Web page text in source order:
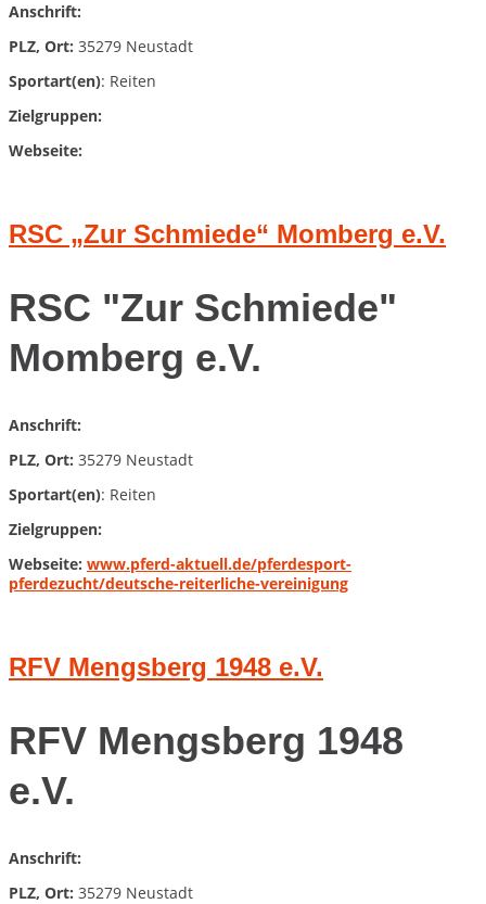
Anschrift:
PLZ, Ort: 35279 Neustadt
Sportart(en): Reiten
Zielgruppen:
Webseite:
RSC „Zur Schmiede“ Momberg e.V.
RSC "Zur Schmiede"
Momberg e.V.
Anschrift:
PLZ, Ort: 35279 Neustadt
Sportart(en): Reiten
Zielgruppen:
Webseite: www.pferd-aktuell.de/pferdesport-
pferdezucht/deutsche-reiterliche-vereinigung
RFV Mengsberg 1948 e.V.
RFV Mengsberg 1948
e.V.
Anschrift:
PLZ, Ort: 35279 Neustadt